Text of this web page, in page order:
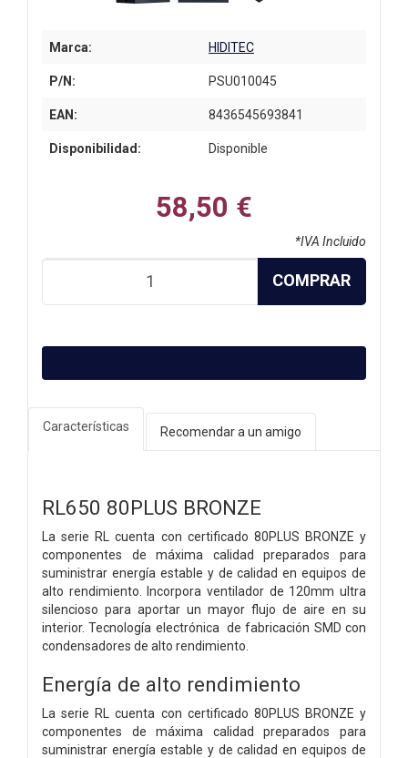
Marca: HIDITEC
P/N: PSU010045
EAN: 8436545693841
Disponibilidad: Disponible
58,50 €
*IVA Incluido
COMPRAR
Características Recomendar a un amigo
RL650 80PLUS BRONZE
La serie RL cuenta con certificado 80PLUS BRONZE y
componentes de máxima calidad preparados para
suministrar energía estable y de calidad en equipos de
alto rendimiento. Incorpora ventilador de 120mm ultra
silencioso para aportar un mayor flujo de aire en su
interior. Tecnología electrónica de fabricación SMD con
condensadores de alto rendimiento.
Energía de alto rendimiento
La serie RL cuenta con certificado 80PLUS BRONZE y
componentes de máxima calidad preparados para
suministrar energía estable y de calidad en equipos de